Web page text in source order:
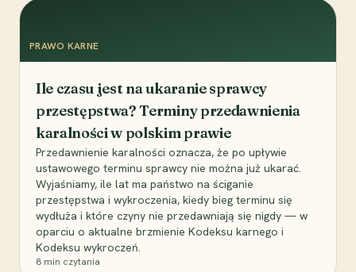
PRAWO KARNE
Ile czasu jest na ukaranie sprawcy
przestępstwa? Terminy przedawnienia
karalności w polskim prawie
Przedawnienie karalności oznacza, że po upływie
ustawowego terminu sprawcy nie można już ukarać.
Wyjaśniamy, ile lat ma państwo na ściganie
przestępstwa i wykroczenia, kiedy bieg terminu się
wydłuża i które czyny nie przedawniają się nigdy — w
oparciu o aktualne brzmienie Kodeksu karnego i
Kodeksu wykroczeń.
8 min czytania